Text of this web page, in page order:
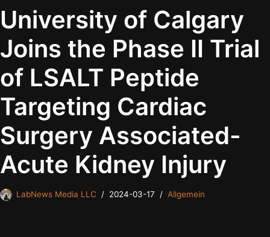
University of Calgary
Joins the Phase II Trial
of LSALT Peptide
Targeting Cardiac
Surgery Associated-
Acute Kidney Injury
LabNews Media LLC 2024-03-17 Allgemein